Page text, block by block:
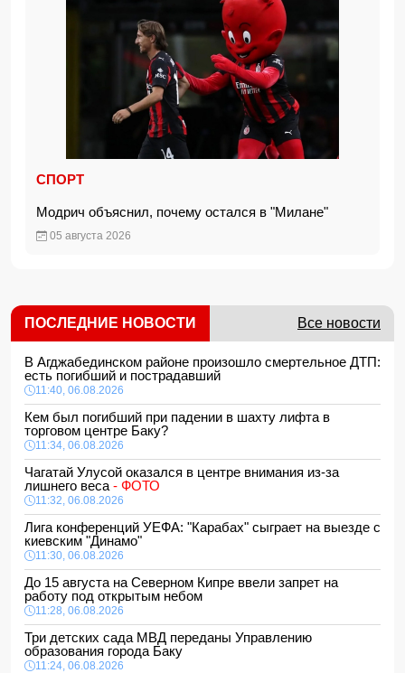
СПОРТ
Модрич объяснил, почему остался в "Милане"
05 августа 2026
ПОСЛЕДНИЕ НОВОСТИ Все новости
В Агджабединском районе произошло смертельное ДТП:
есть погибший и пострадавший
11:40, 06.08.2026
Кем был погибший при падении в шахту лифта в
торговом центре Баку?
11:34, 06.08.2026
Чагатай Улусой оказался в центре внимания из-за
лишнего веса - ФОТО
11:32, 06.08.2026
Лига конференций УЕФА: "Карабах" сыграет на выезде с
киевским "Динамо"
11:30, 06.08.2026
До 15 августа на Северном Кипре ввели запрет на
работу под открытым небом
11:28, 06.08.2026
Три детских сада МВД переданы Управлению
образования города Баку
11:24, 06.08.2026